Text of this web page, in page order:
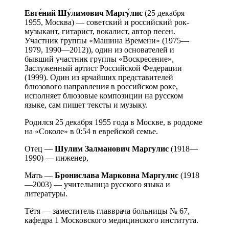
Евге́ний Шу́лимович Маргу́лис (25 декабря
1955, Москва) — советский и российский рок-
музыкант, гитарист, вокалист, автор песен.
Участник группы «Машина Времени» (1975—
1979, 1990—2012)), один из основателей и
бывший участник группы «Воскресение»,
Заслуженный артист Российской Федерации
(1999). Один из ярчайших представителей
блюзового направления в российском роке,
исполняет блюзовые композиции на русском
языке, сам пишет тексты и музыку.
Родился 25 декабря 1955 года в Москве, в роддоме
на «Соколе» в 0:54 в еврейской семье.
Отец — Шулим Залманович Маргулис (1918—
1990) — инженер,
Мать — Бронислава Марковна Маргулис (1918
—2003) — учительница русского языка и
литературы.
Тётя — заместитель главврача больницы № 67,
кафедра 1 Московского медицинского института.